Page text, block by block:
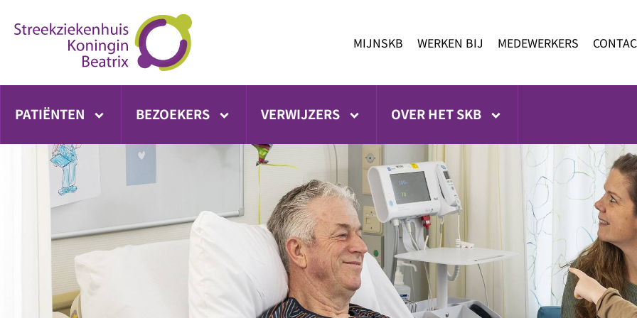
direct
MIJNSKB WERKEN BIJ MEDEWERKERS
PATIËNTEN BEZOEKERS VERWIJZERS OVER HET SKB